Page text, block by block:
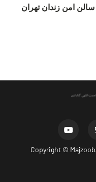
امن زندان تهران
Copyright ©